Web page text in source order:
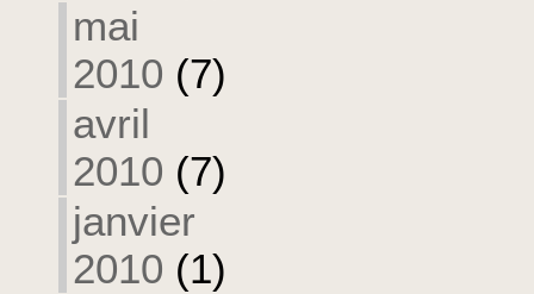
mai
2010 (7)
avril
2010 (7)
janvier
2010 (1)